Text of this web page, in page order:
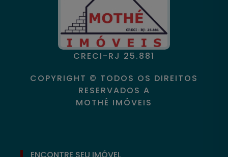
CRECI-RJ 25.881
COPYRIGHT © TODOS OS DIREITOS
RESERVADOS A
MOTHÉ IMÓVEIS